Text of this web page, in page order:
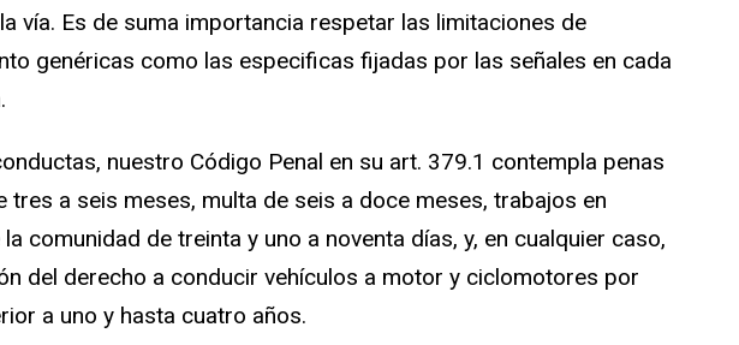
vía. Es de suma importancia respetar las limitaciones de
genéricas como las especificas fijadas por las señales en cada
nuestro Código Penal en su art. 379.1 contempla penas
tres a seis meses, multa de seis a doce meses, trabajos en
comunidad de treinta y uno a noventa días, y, en cualquier caso,
del derecho a conducir vehículos a motor y ciclomotores por
a uno y hasta cuatro años.